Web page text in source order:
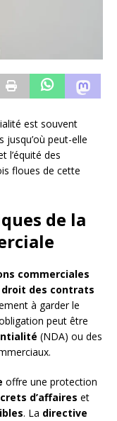
est souvent
jusqu’où peut-elle
l’équité des
floues de cette
de la
commerciales
droit des contrats
à garder le
peut être
(NDA) ou des
offre une protection
d’affaires et
. La directive